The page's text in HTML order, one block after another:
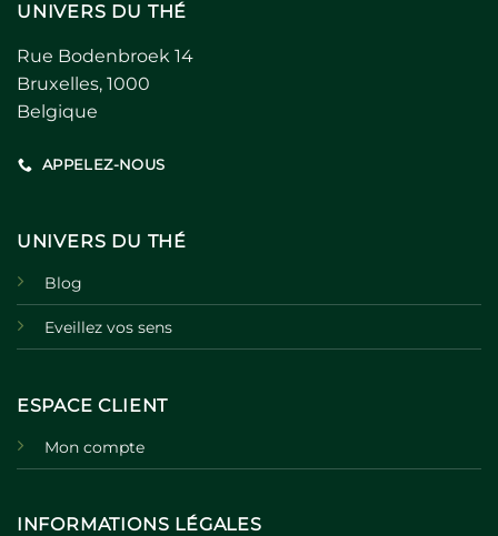
UNIVERS DU THÉ
Rue Bodenbroek 14
Bruxelles, 1000
Belgique
APPELEZ-NOUS
UNIVERS DU THÉ
Blog
Eveillez vos sens
ESPACE CLIENT
Mon compte
INFORMATIONS LÉGALES